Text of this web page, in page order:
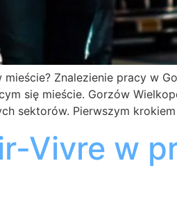
Znalezienie pracy w
się mieście. Gorzów
sektorów. Pierwszym
Vivre w